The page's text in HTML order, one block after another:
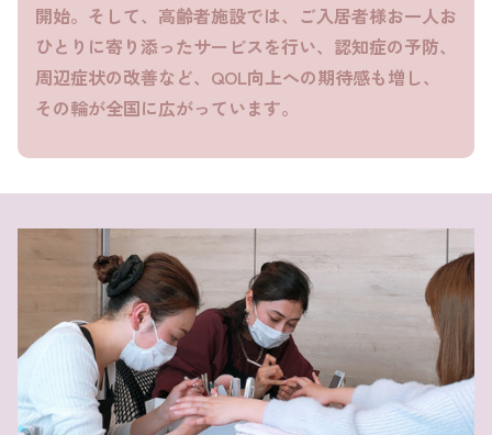
開始。そして、高齢者施設では、ご入居者様お一人お
ひとりに寄り添ったサービスを行い、認知症の予防、
周辺症状の改善など、QOL向上への期待感も増し、
その輪が全国に広がっています。